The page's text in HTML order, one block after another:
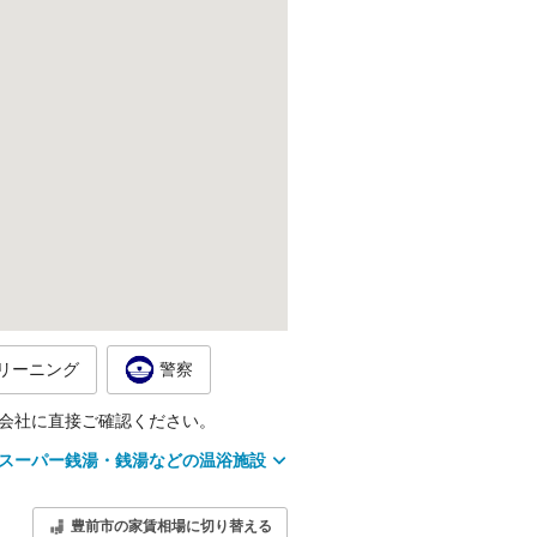
ーニング 警察
に直接ご確認ください。
ーパー銭湯・銭湯などの温浴施設
豊前市の家賃相場に切り替える